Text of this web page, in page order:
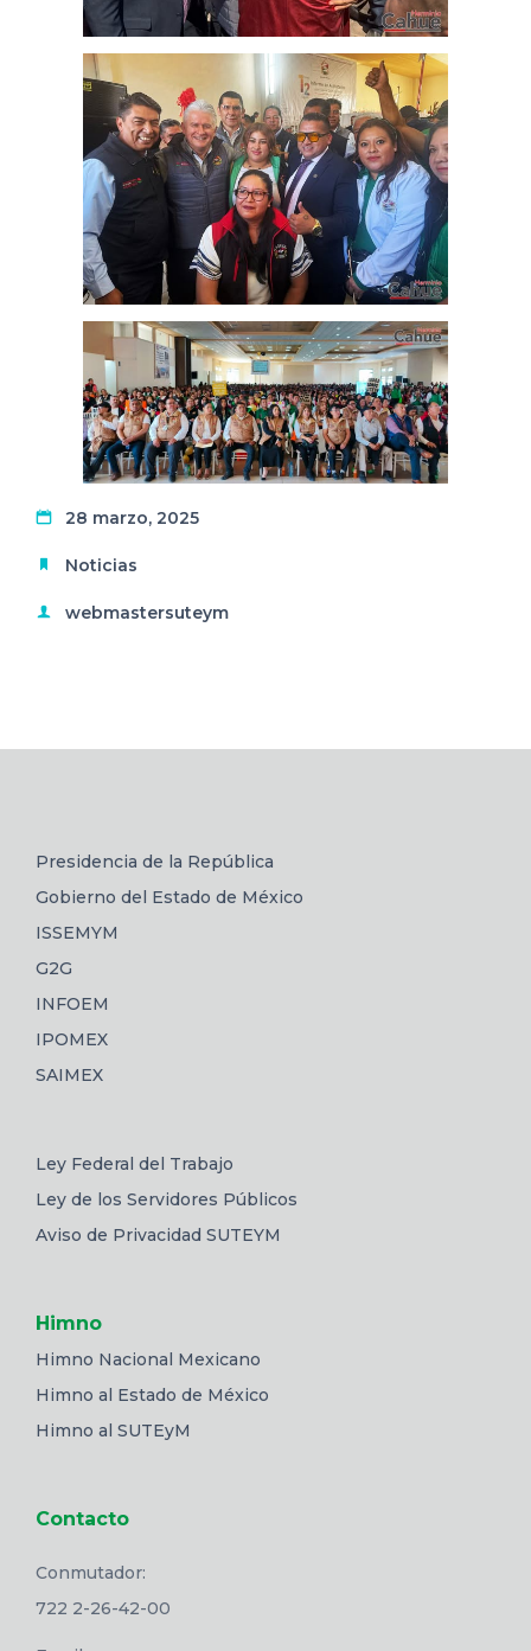
28 marzo, 2025
Noticias
webmastersuteym
Presidencia de la República
Gobierno del Estado de México
ISSEMYM
G2G
INFOEM
IPOMEX
SAIMEX
Ley Federal del Trabajo
Ley de los Servidores Públicos
Aviso de Privacidad SUTEYM
Himno
Himno Nacional Mexicano
Himno al Estado de México
Himno al SUTEyM
Contacto
Conmutador:
722 2-26-42-00